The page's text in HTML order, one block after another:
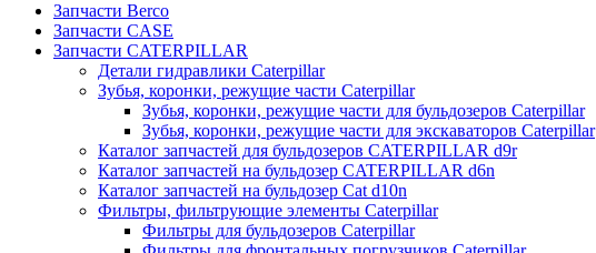
Запчасти Berco
Запчасти CASE
Запчасти CATERPILLAR
Детали гидравлики Caterpillar
Зубья, коронки, режущие части Caterpillar
Зубья, коронки, режущие части для бульдозеров Caterpillar
Зубья, коронки, режущие части для экскаваторов Caterpillar
Каталог запчастей для бульдозеров CATERPILLAR d9r
Каталог запчастей на бульдозер CATERPILLAR d6n
Каталог запчастей на бульдозер Сat d10n
Фильтры, фильтрующие элементы Caterpillar
Фильтры для бульдозеров Caterpillar